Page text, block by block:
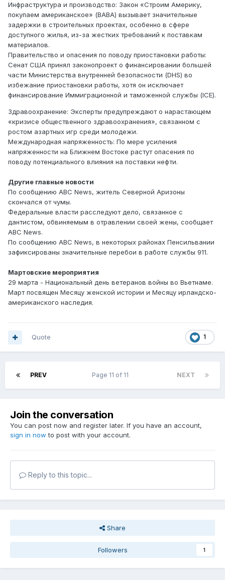
Инфраструктура и производство: Закон «Строим Америку,
покупаем американское» (BABA) вызывает значительные
задержки в строительных проектах, особенно в сфере
доступного жилья, из-за жестких требований к поставкам
материалов.
Правительство и опасения по поводу приостановки работы:
Сенат США принял законопроект о финансировании большей
части Министерства внутренней безопасности (DHS) во
избежание приостановки работы, хотя он исключает
финансирование Иммиграционной и таможенной службы (ICE).
Здравоохранение: Эксперты предупреждают о нарастающем
«кризисе общественного здравоохранения», связанном с
ростом азартных игр среди молодежи.
Международная напряженность: По мере усиления
напряженности на Ближнем Востоке растут опасения по
поводу потенциального влияния на поставки нефти.
Другие главные новости
По сообщению ABC News, житель Северной Аризоны
скончался от чумы.
Федеральные власти расследуют дело, связанное с
дантистом, обвиняемым в отравлении своей жены, сообщает
ABC News.
По сообщению ABC News, в некоторых районах Пенсильвании
зафиксированы значительные перебои в работе службы 911.
Мартовские мероприятия
29 марта - Национальный день ветеранов войны во Вьетнаме.
Март посвящен Месяцу женской истории и Месяцу ирландско-
американского наследия.
1
Quote
PREV NEXT
Page 11 of 11
Join the conversation
You can post now and register later. If you have an account,
sign in now to post with your account.
Reply to this topic...
Share
Followers 1